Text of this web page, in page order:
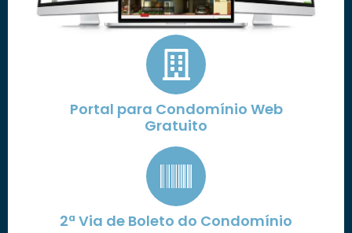
Portal para Condomínio Web
Gratuito
2ª Via de Boleto do Condomínio